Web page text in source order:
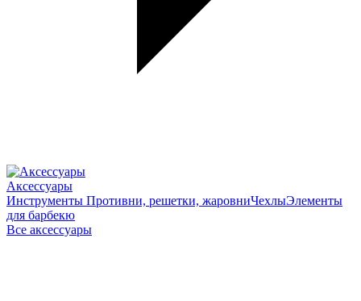
Аксессуары
Инструменты Противни, решетки, жаровниЧехлыЭлементы
для барбекю
Все аксессуары